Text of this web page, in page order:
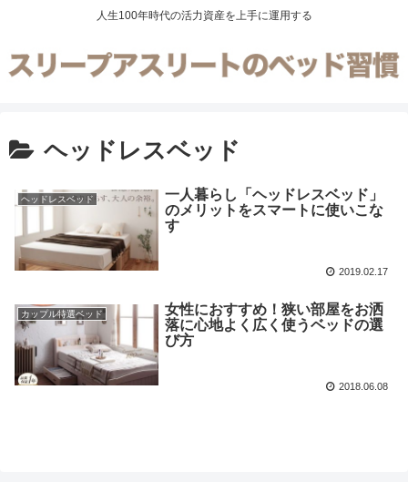
人生100年時代の活力資産を上手に運用する
ヘッドレスベッド
ヘッドレスベッド
一人暮らし「ヘッドレスベッド」
のメリットをスマートに使いこな
す
2019.02.17
カップル特選ベッド
女性におすすめ！狭い部屋をお洒
落に心地よく広く使うベッドの選
び方
2018.06.08